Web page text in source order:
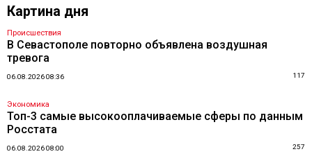
Картина дня
Происшествия
В Севастополе повторно объявлена воздушная
тревога
06.08.2026 08:36 117
Экономика
Топ-3 самые высокооплачиваемые сферы по данным
Росстата
06.08.2026 08:00 257